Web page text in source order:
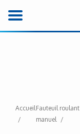
AccueilFauteuil roulant
manuel